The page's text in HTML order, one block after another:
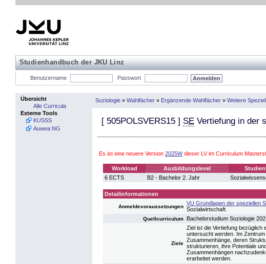
Studienhandbuch der JKU Linz
Benutzername Passwort
Übersicht
Alle Curricula
Externe Tools
KUSSS
Auwea NG
Soziologie » Wahlfächer » Ergänzende Wahlfächer » Weitere
[ 505POLSVERS15 ] SE Vertiefung in der
Es ist eine neuere Version 2025Wdieser LV im Curriculum
Workload Ausbildungslevel
6 ECTS
B2 - Bachelor 2. Jahr
Detailinformationen
Anmeldevoraussetzungen
VU Grundlagen der speziellen
Sozialwirtschaft.
Quellcurriculum Bachelorstudium Soziologie
Ziele
Ziel ist die Vertiefung bezüglich
untersucht werden. Im
Zusammenhänge, deren
strukturieren, ihre Potentiale
Zusammenhängen
erarbeitet werden.